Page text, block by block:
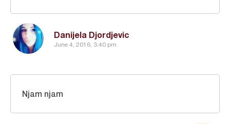
Danijela Djordjevic
June 4, 2016, 3:40 pm
Njam njam